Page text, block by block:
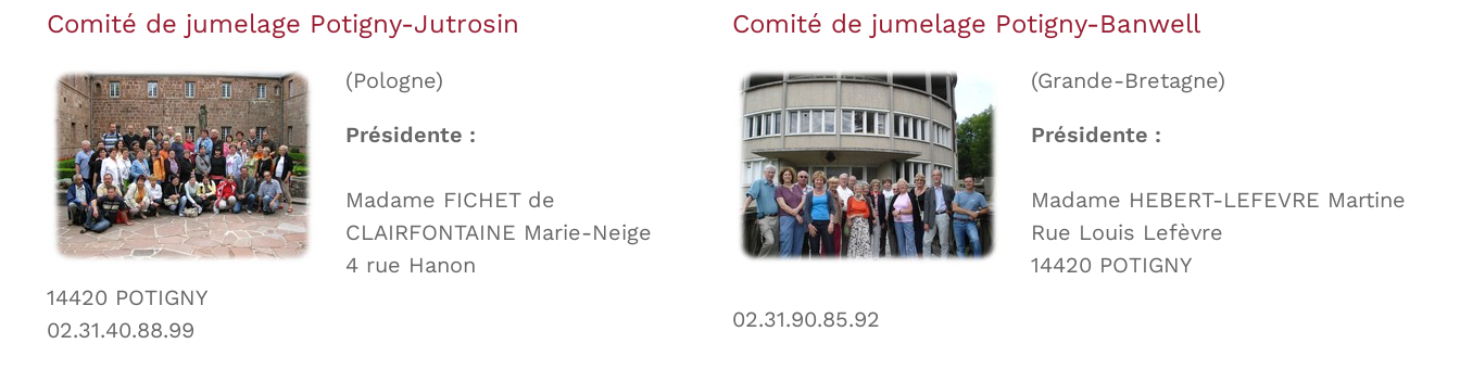
Comité de jumelage Potigny-Jutrosin
(Pologne)
Présidente :
Madame FICHET de
CLAIRFONTAINE Marie-Neige
4 rue Hanon
14420 POTIGNY
02.31.40.88.99
Comité de jumelage Potigny-Banwell
(Grande-Bretagne)
Présidente :
Madame HEBERT-LEFEVRE Martine
Rue Louis Lefèvre
14420 POTIGNY
02.31.90.85.92